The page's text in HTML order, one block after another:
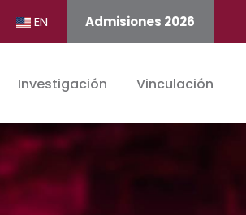
EN Admisiones 2026
Investigación Vinculación